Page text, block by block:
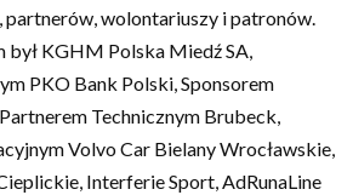
partnerów, wolontariuszy i patronów.
był KGHM Polska Miedź SA,
PKO Bank Polski, Sponsorem
Technicznym Brubeck,
Volvo Car Bielany Wrocławskie,
Interferie Sport, AdRunaLine